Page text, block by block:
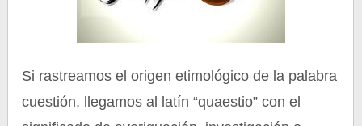
Si rastreamos el origen etimológico de la palabra
cuestión, llegamos al latín “quaestio” con el